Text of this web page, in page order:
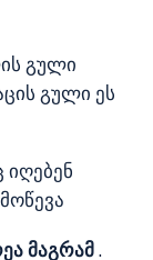
გული
გული ეს
მაგრამ.